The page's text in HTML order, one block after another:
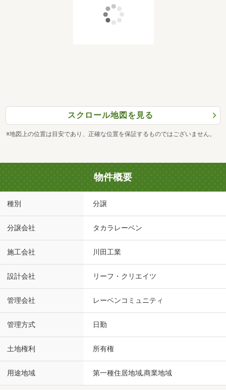
スクロール地図を見る
※地図上の位置は目安であり、正確な位置を保証するものではございません。
物件概要
種別 分譲
分譲会社 タカラレーベン
施工会社 川田工業
設計会社 リーフ・クリエイツ
管理会社 レーベンコミュニティ
管理方式 日勤
土地権利 所有権
用途地域 第一種住居地域,商業地域